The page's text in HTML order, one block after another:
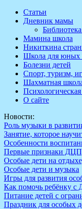
Перейти
содержимому
Статьи
Дневник мамы
Мамина школа
Никиткина
Школа для юных
Болезни детей
Спорт, туризм,
Шахматная
О сайте
Новости:
Роль музыки в
Занятие, которое
Особенности
Первые признаки
Особые дети на
Особые дети и музыка
Игры для развития
Как помочь ребёнку
Питание детей с
Праздник для особых